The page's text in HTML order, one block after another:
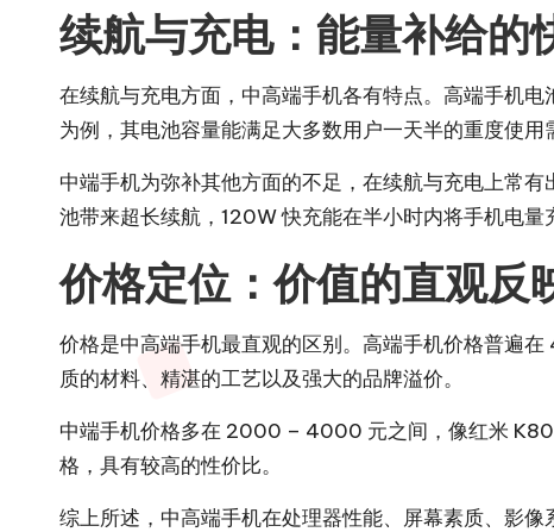
续航与充电：能量补给的
在续航与充电方面，中高端手机各有特点。高端手机
为例，其电池容量能满足大多数用户一天半的重度使
中端手机为弥补其他方面的不足，在续航与充电上常
池带来超长续航，120W 快充能在半小时内将手机电量
价格定位：价值的直观反
价格是中高端手机最直观的区别。高端手机价格普遍
质的材料、精湛的工艺以及强大的品牌溢价。
中端手机价格多在 2000 – 4000 元之间，像红米
格，具有较高的性价比。
综上所述，中高端手机在处理器性能、屏幕素质、影